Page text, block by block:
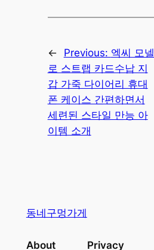
← Previous: 엑씨 모넬
로 스트랩 카드수납 지
갑 가죽 다이어리 휴대
폰 케이스 간편하면서
세련된 스타일 만능 아
이템 소개
동네구멍가게
About Privacy